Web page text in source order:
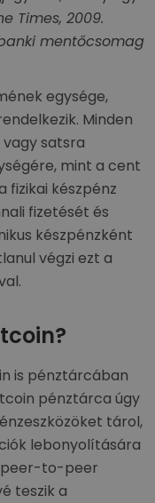
Times, 2009.
mentőcsomag
egysége,
Minden
vagy satsra
mint a cent
fizikai készpénz
fizetését és
készpénzként
végzi ezt a
is pénztárcában
pénztárca úgy
tárol,
lebonyolítására
peer-to-peer
teszik a